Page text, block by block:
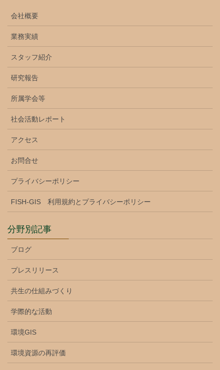
会社概要
業務実績
スタッフ紹介
研究報告
所属学会等
社会活動レポート
アクセス
お問合せ
プライバシーポリシー
FISH-GIS 利用規約とプライバシーポリシー
分野別記事
ブログ
プレスリリース
共生の仕組みづくり
学際的な活動
環境GIS
環境資源の再評価